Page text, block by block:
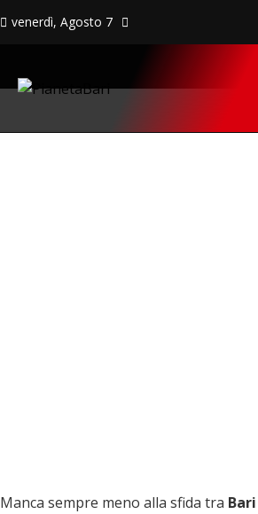
venerdì, Agosto 7
Manca sempre meno alla sfida tra Bari